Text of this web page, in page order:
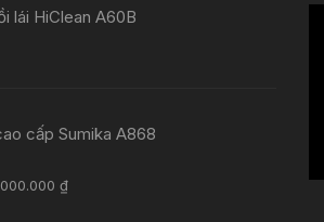
lái HiClean A60B
cấp Sumika A868
₫